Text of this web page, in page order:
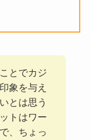
とでカジ
象を与え
とは思う
トはワー
、ちょっ